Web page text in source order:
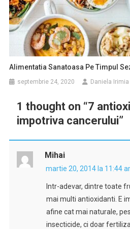
Alimentatia Sanatoasa Pe Timpul
septembrie 24, 2020 Daniela Irimia
1 thought on “7
impotriva cancerului”
Mihai
martie 20, 2014 la 11:44
Intr-adevar, dintre toate
mai multi antioxidanti. E
afine cat mai naturale,
insecticide, ci doar